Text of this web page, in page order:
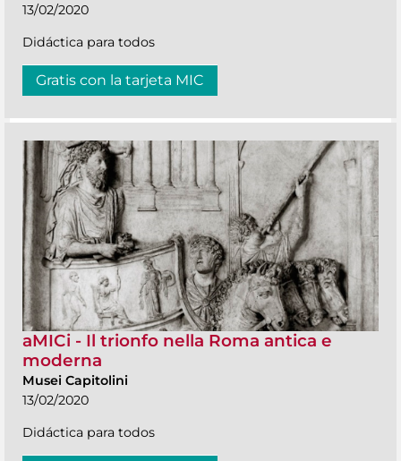
13/02/2020
Didáctica para todos
Gratis con la tarjeta MIC
aMICi - Il trionfo nella Roma antica e
moderna
Musei Capitolini
13/02/2020
Didáctica para todos